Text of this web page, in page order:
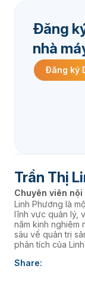
Đăng
nhà
Đăng ký
Trần Thị
Chuyên viên nội
Linh Phương là
lĩnh vực quản lý,
năm kinh nghiệm
sâu về quản trị
phân tích của
thúc đẩy chuyển
Share: